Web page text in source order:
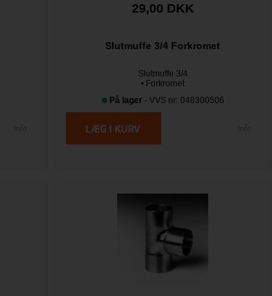
29,00 DKK
Slutmuffe 3/4 Forkromet
Slutmuffe 3/4
• Forkromet
På lager - VVS nr: 048300506